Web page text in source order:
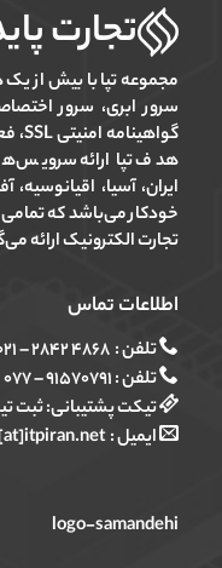
تجارت
مجموعه تپا با بیش از
سرور ابری، سرور
هدف تپا ارائه
ایران، آسیا،
خودکار می‌باشد که
تجارت الکترونیک ارائه
اطلاعات تماس
تلفن :۴۸۶۸ ۲۸۴۲ – ۰۲۱
تلفن :۹۱۵۷۰۷۹۱ – ۰۷۷
تیکت پشتیبانی:ثبت
ایمیل :